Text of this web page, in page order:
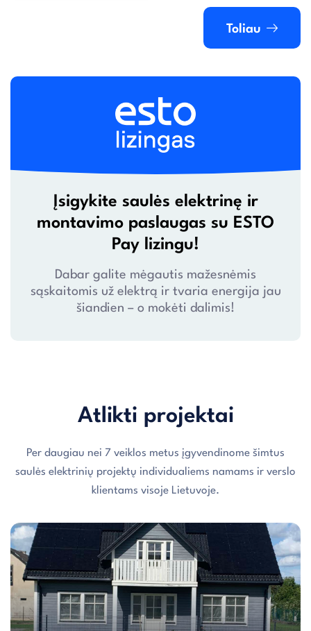
Toliau
Įsigykite saulės elektrinę ir
montavimo paslaugas su ESTO
Pay lizingu!
Dabar galite mėgautis mažesnėmis
sąskaitomis už elektrą ir tvaria energija jau
šiandien – o mokėti dalimis!
Atlikti projektai
Per daugiau nei 7 veiklos metus įgyvendinome šimtus
saulės elektrinių projektų individualiems namams ir verslo
klientams visoje Lietuvoje.